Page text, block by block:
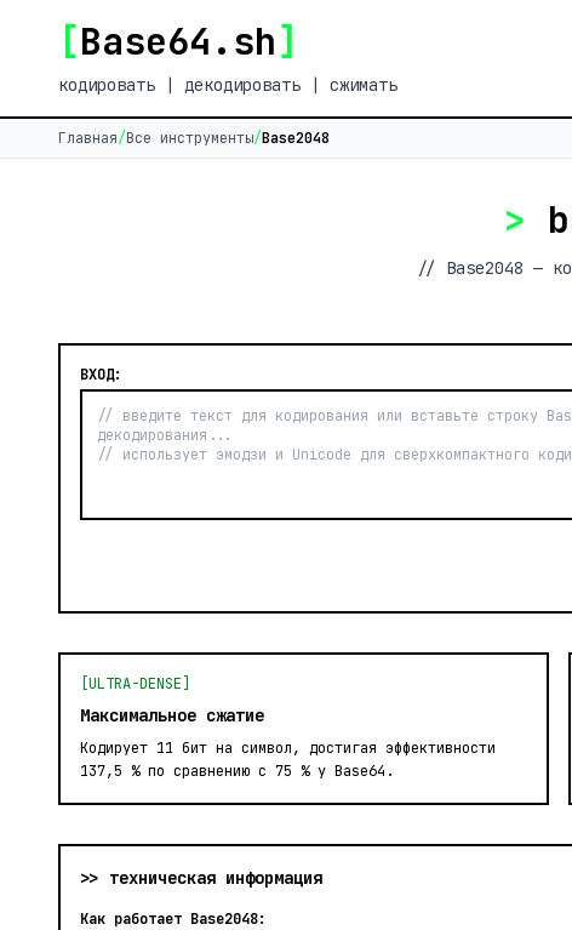
[Base64.sh]
кодировать | декодировать | сжимать
Главная/Все инструменты/Base2048
>
// Base2048 —
ВХОД:
[ULTRA-DENSE]
Максимальное сжатие
Кодирует 11 бит на символ, достигая эффективности
137,5 % по сравнению с 75 % у Base64.
>> техническая информация
Как работает Base2048: